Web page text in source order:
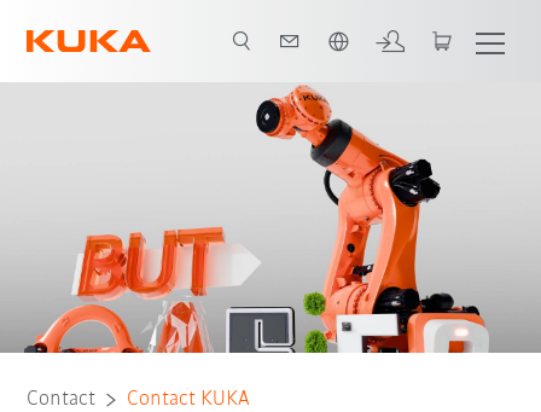
Contact Contact KUKA